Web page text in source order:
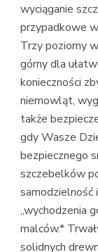
wyciąganie
przypadkowe
Trzy poziomy
górny dla
konieczności
niemowląt,
także
gdy Wasze
bezpiecznego
szczebelków
samodzielność
„wychodzenia
malców.*
solidnych